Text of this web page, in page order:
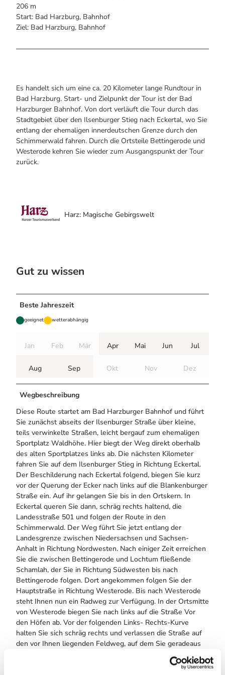
Bogenschiessen in Hohegeiss
Noch lange nicht Schicht im Schacht
Die Eisflüsterer: Harzer Falken
Webcams
Informationen für Gastgeberinnen
Kulinarik
Webcams
206 m
Start: Bad Harzburg, Bahnhof
Ziel: Bad Harzburg, Bahnhof
Es handelt sich um eine ca. 20 Kilometer lange Rundtour in
Bad Harzburg. Start- und Zielpunkt der Tour ist der Bad
Harzburger Bahnhof. Von dort verläuft die Tour durch das
Stadtgebiet über den Ilsenburger Stieg nach Eckertal, wo Sie
entlang der ehemaligen innerdeutschen Grenze durch den
Schimmerwald fahren. Durch die Ortsteile Bettingerode und
Westerode kehren Sie wieder zum Ausgangspunkt der Tour
zurück.
Harz: Magische Gebirgswelt
Gut zu wissen
Beste Jahreszeit
geeignet wetterabhängig
Jan Feb Mär Apr Mai Jun Jul
Aug Sep Okt Nov Dez
Wegbeschreibung
Diese Route startet am Bad Harzburger Bahnhof und führt
Sie zunächst abseits der Ilsenburger Straße über kleine,
teils verwinkelte Straßen, leicht bergauf zum ehemaligen
Sportplatz Waldhöhe. Hier biegt der Weg direkt oberhalb
des alten Sportplatzes links ab. Die nächsten Kilometer
fahren Sie auf dem Ilsenburger Stieg in Richtung Eckertal.
Der Beschilderung nach Eckertal folgend, biegen Sie kurz
vor der Querung der Ecker nach links auf die Blankenburger
Straße ein. Auf ihr gelangen Sie bis in den Ortskern. In
Eckertal queren Sie dann, schräg rechts haltend, die
Landesstraße 501 und folgen der Route in den
Schimmerwald. Der Weg führt Sie jetzt entlang der
Landesgrenze zwischen Niedersachsen und Sachsen-
Anhalt in Richtung Nordwesten. Nach einiger Zeit erreichen
Sie die zwischen Bettingerode und Lochtum fließende
Schamlah, der Sie in Richtung Südwesten bis nach
Bettingerode folgen. Dort angekommen folgen Sie der
Hauptstraße in Richtung Westerode. Bis nach Westerode
steht Ihnen nun ein Radweg zur Verfügung. In der Ortsmitte
von Westerode biegen Sie nach links auf die Straße Vor
den Höfen ab. Vor der folgenden Links- Rechts-Kurve
halten Sie sich schräg rechts und verlassen die Straße auf
den vor Ihnen liegenden Feldweg, auf dem Sie geradeaus
zwischen den Feldern hindurch den letzten Anstieg dieser
Route hinauf auf den Butterberg bewältigen. Anschließend